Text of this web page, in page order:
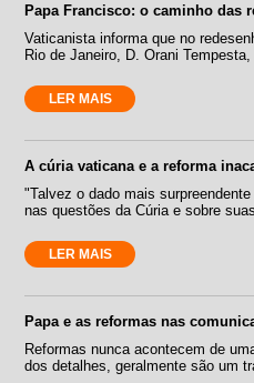
Papa Francisco: o caminho das
Vaticanista informa que no
Rio de Janeiro, D. Orani
LER MAIS
A cúria vaticana e a reforma
"Talvez o dado mais
nas questões da Cúria e sobre
LER MAIS
Papa e as reformas nas
Reformas nunca acontecem de
dos detalhes, geralmente são um